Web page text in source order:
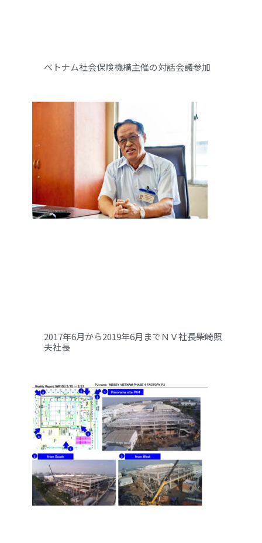
ベトナム社会保険機構主催の対話会議参加
2017年6月から2019年6月までＮＶ社長柴崎照
夫社長